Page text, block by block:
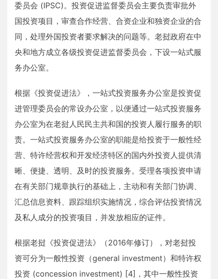
委员会 (IPSC)。投资促进监督委员会主要负责审批外
国投资项目，审查合作经营、合资企业和独资企业的合
同，处理外国投资者要求解决的问题等。老挝政府在中
央和地方成立各级投资促进监督委员会，下设一站式服
务办公室。
根据《投资促进法》，一站式投资服务办公室是投资促
进管理委员会的常设办公室，以便通过一站式投资服务
办公室为在老挝人民民主共和国的投资人履行服务的职
责。一站式投资服务办公室的职能是给投资于一般性经
营、特许经营权和开发经济特区的国内外投资人提供清
晰、便捷、透明、及时的投资服务。受理各项投资申请
在有关部门规章执行的基础上，主动和有关部门协调、
汇总信息资料、跟踪组织实施情况，综合评估投资情况
及私人成分的投资项目，并发放相应的证件。
根据老挝《投资促进法》（2016年修订），对老挝投
资可分为一般性投资（general investment）和特许权
投资 (concession investment) [4]，其中一般性投资